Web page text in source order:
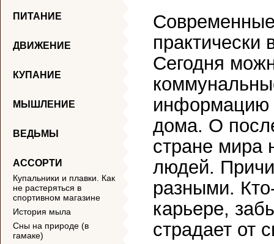
ПИТАНИЕ
ДВИЖЕНИЕ
КУПАНИЕ
МЫШЛЕНИЕ
ВЕДЬМЫ
АССОРТИ
Купальники и плавки. Как
не растеряться в
спортивном магазине
История мыла
Сны на природе (в
гамаке)
Сегодня
информацию
дома. О
стране мира
людей.
разными.
карьере,
страдает от